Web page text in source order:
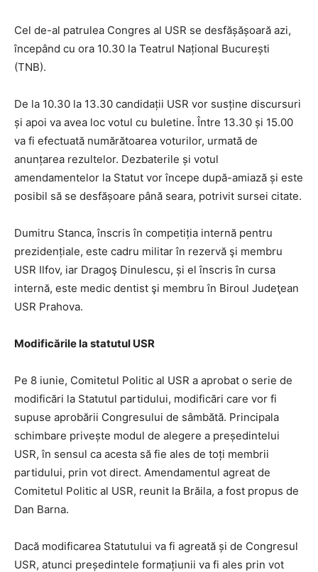
Cel de-al patrulea Congres al USR se desfășășoară azi,
începând cu ora 10.30 la Teatrul Național București
(TNB).
De la 10.30 la 13.30 candidații USR vor susține discursuri
și apoi va avea loc votul cu buletine. Între 13.30 și 15.00
va fi efectuată numărătoarea voturilor, urmată de
anunțarea rezultelor. Dezbaterile și votul
amendamentelor la Statut vor începe după-amiază și este
posibil să se desfășoare până seara, potrivit sursei citate.
Dumitru Stanca, înscris în competiția internă pentru
prezidențiale, este cadru militar în rezervă şi membru
USR Ilfov, iar Dragoş Dinulescu, și el înscris în cursa
internă, este medic dentist şi membru în Biroul Judeţean
USR Prahova.
Modificările la statutul USR
Pe 8 iunie, Comitetul Politic al USR a aprobat o serie de
modificări la Statutul partidului, modificări care vor fi
supuse aprobării Congresului de sâmbătă. Principala
schimbare privește modul de alegere a președintelui
USR, în sensul ca acesta să fie ales de toți membrii
partidului, prin vot direct. Amendamentul agreat de
Comitetul Politic al USR, reunit la Brăila, a fost propus de
Dan Barna.
Dacă modificarea Statutului va fi agreată și de Congresul
USR, atunci președintele formațiunii va fi ales prin vot